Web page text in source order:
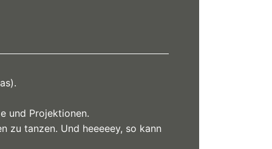
und Projektionen.
zu tanzen. Und heeeeey, so kann